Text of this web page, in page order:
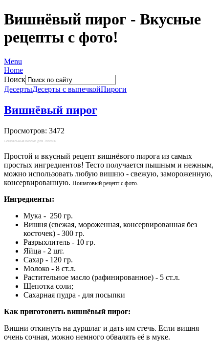
Вишнёвый пирог - Вкусные
рецепты с фото!
Menu
Home
Поиск
ДесертыДесерты с выпечкойПироги
Вишнёвый пирог
Просмотров: 3472
Социальные кнопки для Joomla
Простой и вкусный рецепт вишнёвого пирога из самых
простых ингредиентов! Тесто получается пышным и нежным,
можно использовать любую вишню - свежую, замороженную,
консервированную. Пошаговый рецепт с фото.
Ингредиенты:
Мука - 250 гр.
Вишня (свежая, мороженная, консервированная без
косточек) - 300 гр.
Разрыхлитель - 10 гр.
Яйца - 2 шт.
Сахар - 120 гр.
Молоко - 8 ст.л.
Растительное масло (рафинированное) - 5 ст.л.
Щепотка соли;
Сахарная пудра - для посыпки
Как приготовить вишнёвый пирог:
Вишни откинуть на дуршлаг и дать им стечь. Если вишня
очень сочная, можно немного обвалять её в муке.